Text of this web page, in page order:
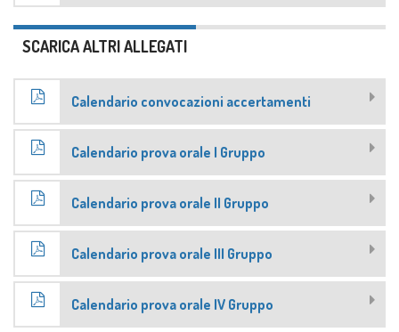
SCARICA ALTRI ALLEGATI
Calendario convocazioni accertamenti
Calendario prova orale I Gruppo
Calendario prova orale II Gruppo
Calendario prova orale III Gruppo
Calendario prova orale IV Gruppo